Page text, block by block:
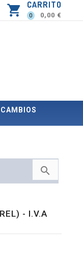
shopping_cart CARRITO
0 0,00 €

- I.V.A